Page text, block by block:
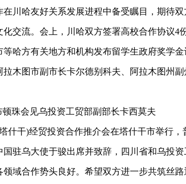
川哈友好关系发展进程中备受瞩目，期待
交流。会上，川哈双方签署高校合作协议
哈方有关地方和机构发布留学生政府奖学金
木图市副市长卡尔德别科夫、阿拉木图州
顿珠会见乌投资工贸部副部长卡西莫夫
什干)经贸投资合作推介会在塔什干市举行，
驻乌大使于骏出席并致辞，四川省和乌投
域合作势头良好。希望双方进一步共筑丝